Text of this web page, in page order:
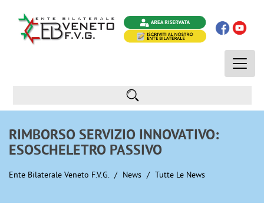
Toggle
RIMBORSO SERVIZIO INNOVATIVO:
ESOSCHELETRO PASSIVO
Ente Bilaterale Veneto F.V.G. News Tutte Le News